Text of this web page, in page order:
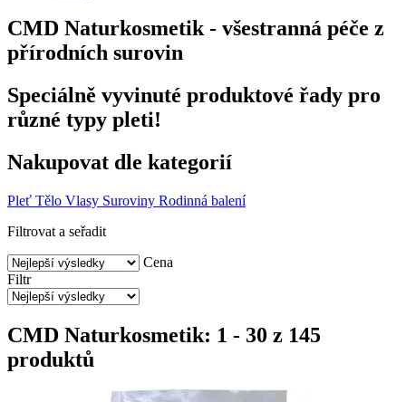
CMD Naturkosmetik - všestranná péče z
přírodních surovin
Speciálně vyvinuté produktové řady pro
různé typy pleti!
Nakupovat dle kategorií
Pleť Tělo Vlasy Suroviny Rodinná balení
Filtrovat a seřadit
Cena
Filtr
CMD Naturkosmetik: 1 - 30 z 145
produktů